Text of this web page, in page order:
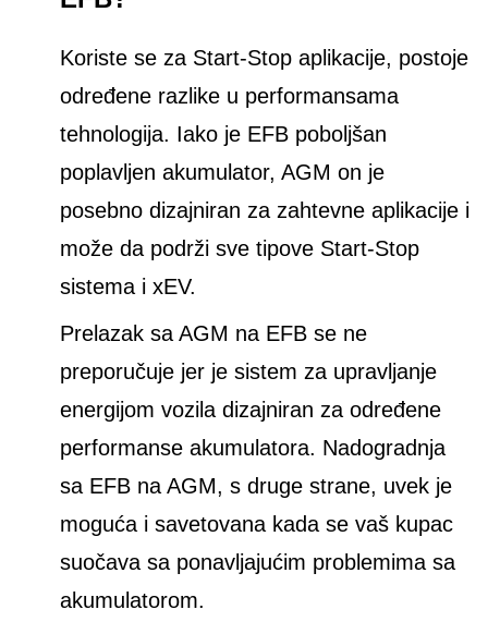
Koriste se za Start-Stop aplikacije, postoje
određene razlike u performansama
tehnologija. Iako je EFB poboljšan
poplavljen akumulator, AGM on je
posebno dizajniran za zahtevne aplikacije i
može da podrži sve tipove Start-Stop
sistema i xEV.
Prelazak sa AGM na EFB se ne
preporučuje jer je sistem za upravljanje
energijom vozila dizajniran za određene
performanse akumulatora. Nadogradnja
sa EFB na AGM, s druge strane, uvek je
moguća i savetovana kada se vaš kupac
suočava sa ponavljajućim problemima sa
akumulatorom.